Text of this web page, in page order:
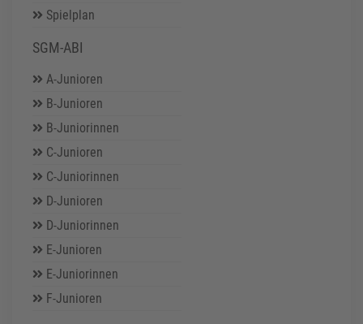
Spielplan
SGM-ABI
A-Junioren
B-Junioren
B-Juniorinnen
C-Junioren
C-Juniorinnen
D-Junioren
D-Juniorinnen
E-Junioren
E-Juniorinnen
F-Junioren